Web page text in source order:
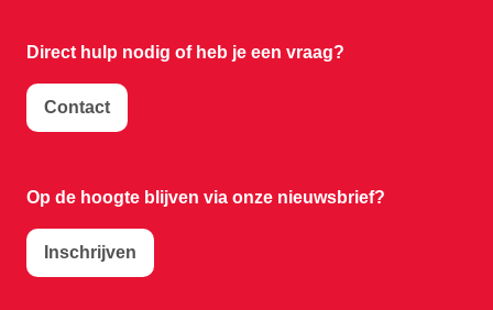
Direct hulp nodig ofheb je een vraag?
Contact
Op de hoogte blijven via onze nieuwsbrief?
Inschrijven